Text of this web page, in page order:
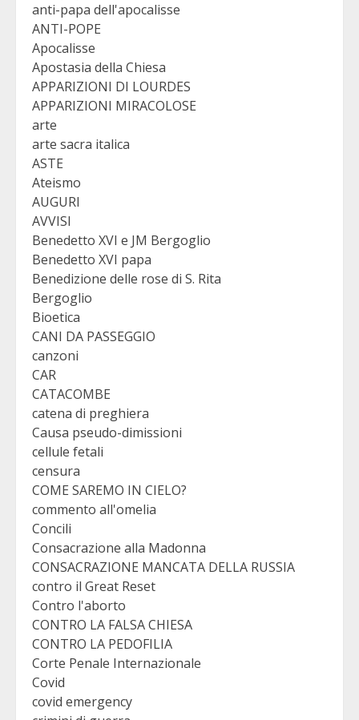
anti-papa dell'apocalisse
ANTI-POPE
Apocalisse
Apostasia della Chiesa
APPARIZIONI DI LOURDES
APPARIZIONI MIRACOLOSE
arte
arte sacra italica
ASTE
Ateismo
AUGURI
AVVISI
Benedetto XVI e JM Bergoglio
Benedetto XVI papa
Benedizione delle rose di S. Rita
Bergoglio
Bioetica
CANI DA PASSEGGIO
canzoni
CAR
CATACOMBE
catena di preghiera
Causa pseudo-dimissioni
cellule fetali
censura
COME SAREMO IN CIELO?
commento all'omelia
Concili
Consacrazione alla Madonna
CONSACRAZIONE MANCATA DELLA RUSSIA
contro il Great Reset
Contro l'aborto
CONTRO LA FALSA CHIESA
CONTRO LA PEDOFILIA
Corte Penale Internazionale
Covid
covid emergency